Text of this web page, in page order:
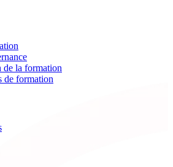
de la formation
de formation